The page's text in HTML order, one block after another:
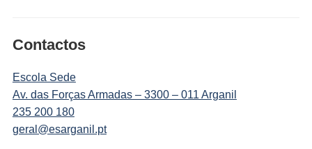
Contactos
Escola Sede
Av. das Forças Armadas – 3300 – 011 Arganil
235 200 180
geral@esarganil.pt